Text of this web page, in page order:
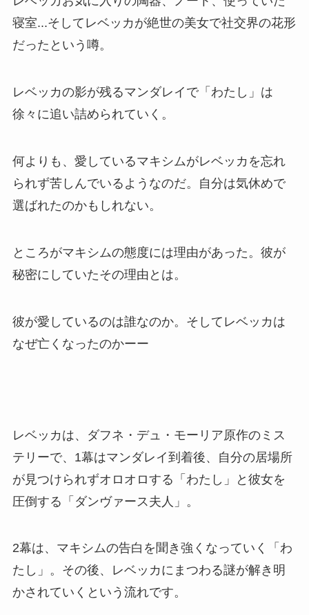
寝室...そしてレベッカが絶世の美女で社交界の花形
だったという噂。
レベッカの影が残るマンダレイで「わたし」は
徐々に追い詰められていく。
何よりも、愛しているマキシムがレベッカを忘れ
られず苦しんでいるようなのだ。自分は気休めで
選ばれたのかもしれない。
ところがマキシムの態度には理由があった。彼が
秘密にしていたその理由とは。
彼が愛しているのは誰なのか。そしてレベッカは
なぜ亡くなったのかーー
レベッカは、ダフネ・デュ・モーリア原作のミス
テリーで、1幕はマンダレイ到着後、自分の居場所
が見つけられずオロオロする「わたし」と彼女を
圧倒する「ダンヴァース夫人」。
2幕は、マキシムの告白を聞き強くなっていく「わ
たし」。その後、レベッカにまつわる謎が解き明
かされていくという流れです。